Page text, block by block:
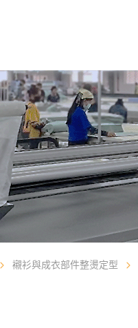
襯衫與成衣部件整燙定型